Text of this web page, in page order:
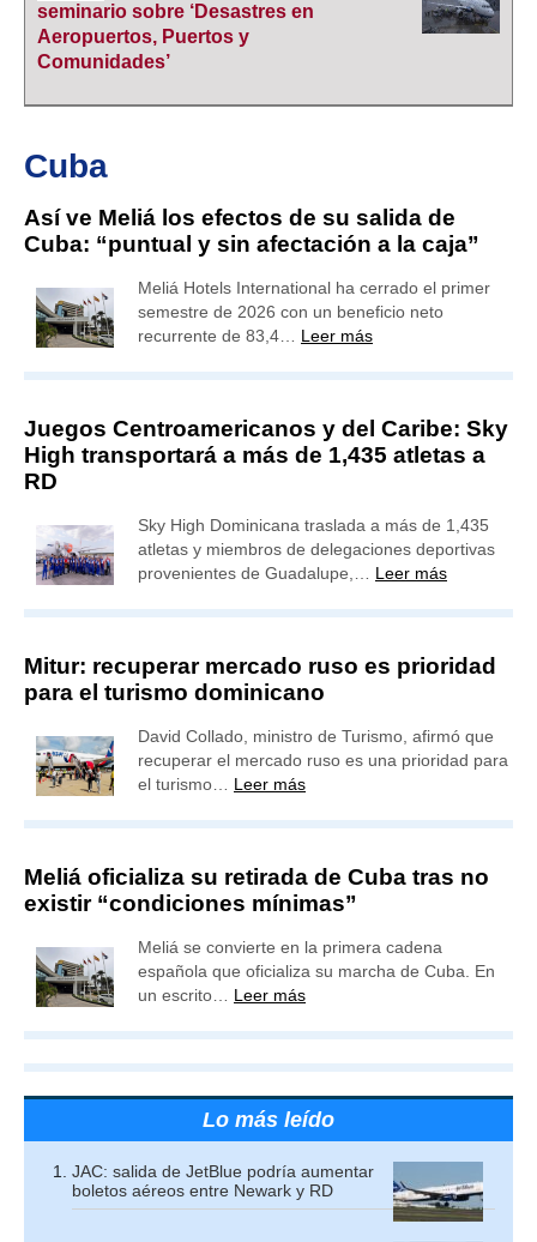
seminario sobre ‘Desastres en
Aeropuertos, Puertos y
Comunidades’
Cuba
Así ve Meliá los efectos de su salida de
Cuba: “puntual y sin afectación a la caja”
Meliá Hotels International ha cerrado el primer
semestre de 2026 con un beneficio neto
recurrente de 83,4… Leer más
Juegos Centroamericanos y del Caribe: Sky
High transportará a más de 1,435 atletas a
RD
Sky High Dominicana traslada a más de 1,435
atletas y miembros de delegaciones deportivas
provenientes de Guadalupe,… Leer más
Mitur: recuperar mercado ruso es prioridad
para el turismo dominicano
David Collado, ministro de Turismo, afirmó que
recuperar el mercado ruso es una prioridad para
el turismo… Leer más
Meliá oficializa su retirada de Cuba tras no
existir “condiciones mínimas”
Meliá se convierte en la primera cadena
española que oficializa su marcha de Cuba. En
un escrito… Leer más
Lo más leído
JAC: salida de JetBlue podría aumentar
boletos aéreos entre Newark y RD